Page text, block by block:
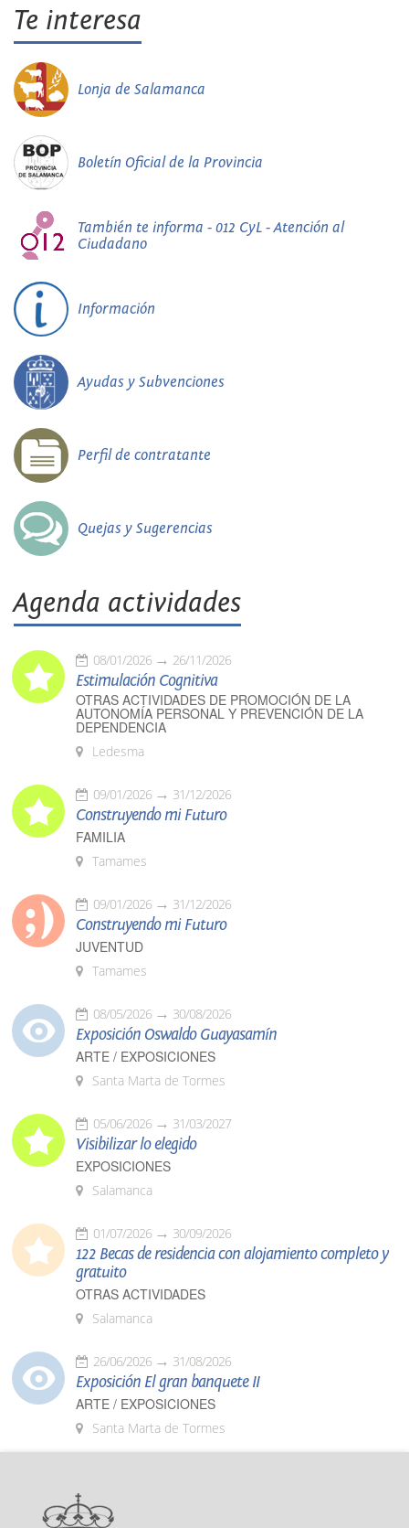
Te interesa
Lonja de Salamanca
Boletín Oficial de la Provincia
También te informa - 012 CyL - Atención al
Ciudadano
Información
Ayudas y Subvenciones
Perfil de contratante
Quejas y Sugerencias
Agenda actividades
08/01/2026 26/11/2026
Estimulación Cognitiva
OTRAS ACTIVIDADES DE PROMOCIÓN DE LA
AUTONOMÍA PERSONAL Y PREVENCIÓN DE LA
DEPENDENCIA
Ledesma
09/01/2026 31/12/2026
Construyendo mi Futuro
FAMILIA
Tamames
09/01/2026 31/12/2026
Construyendo mi Futuro
JUVENTUD
Tamames
08/05/2026 30/08/2026
Exposición Oswaldo Guayasamín
ARTE / EXPOSICIONES
Santa Marta de Tormes
05/06/2026 31/03/2027
Visibilizar lo elegido
EXPOSICIONES
Salamanca
01/07/2026 30/09/2026
122 Becas de residencia con alojamiento completo y
gratuito
OTRAS ACTIVIDADES
Salamanca
26/06/2026 31/08/2026
Exposición El gran banquete II
ARTE / EXPOSICIONES
Santa Marta de Tormes